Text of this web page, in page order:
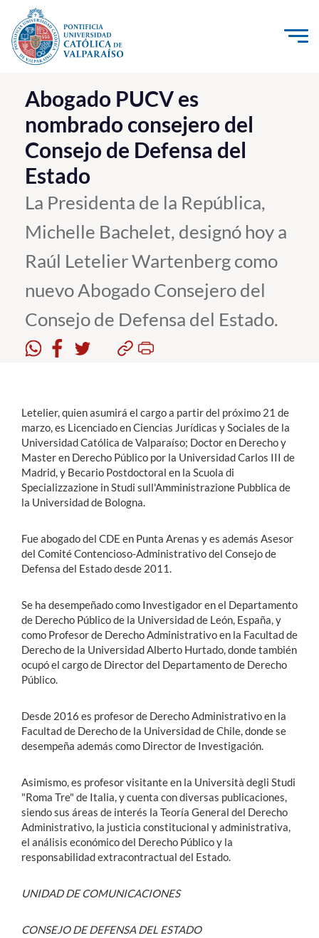
Click acá para ir directamente al contenido
La Universidad
Investigación, Creación e Innovación
PUCV Internacional
Vinculación con el Medio
Admisión
Pregrado
Formación Continua
Estudiantes
Funcionarios
Alumni
English
Abogado PUCV es
nombrado consejero del
Consejo de Defensa del
Estado
La Presidenta de la República,
Michelle Bachelet, designó hoy a
Raúl Letelier Wartenberg como
nuevo Abogado Consejero del
Consejo de Defensa del Estado.
Letelier, quien asumirá el cargo a partir del próximo 21 de
marzo, es Licenciado en Ciencias Jurídicas y Sociales de la
Universidad Católica de Valparaíso; Doctor en Derecho y
Master en Derecho Público por la Universidad Carlos III de
Madrid, y Becario Postdoctoral en la Scuola di
Specializzazione in Studi sull'Amministrazione Pubblica de
la Universidad de Bologna.
Fue abogado del CDE en Punta Arenas y es además Asesor
del Comité Contencioso-Administrativo del Consejo de
Defensa del Estado desde 2011.
Se ha desempeñado como Investigador en el Departamento
de Derecho Público de la Universidad de León, España, y
como Profesor de Derecho Administrativo en la Facultad de
Derecho de la Universidad Alberto Hurtado, donde también
ocupó el cargo de Director del Departamento de Derecho
Público.
Desde 2016 es profesor de Derecho Administrativo en la
Facultad de Derecho de la Universidad de Chile, donde se
desempeña además como Director de Investigación.
Asimismo, es profesor visitante en la Università degli Studi
"Roma Tre" de Italia, y cuenta con diversas publicaciones,
siendo sus áreas de interés la Teoría General del Derecho
Administrativo, la justicia constitucional y administrativa,
el análisis económico del Derecho Público y la
responsabilidad extracontractual del Estado.
UNIDAD DE COMUNICACIONES
CONSEJO DE DEFENSA DEL ESTADO